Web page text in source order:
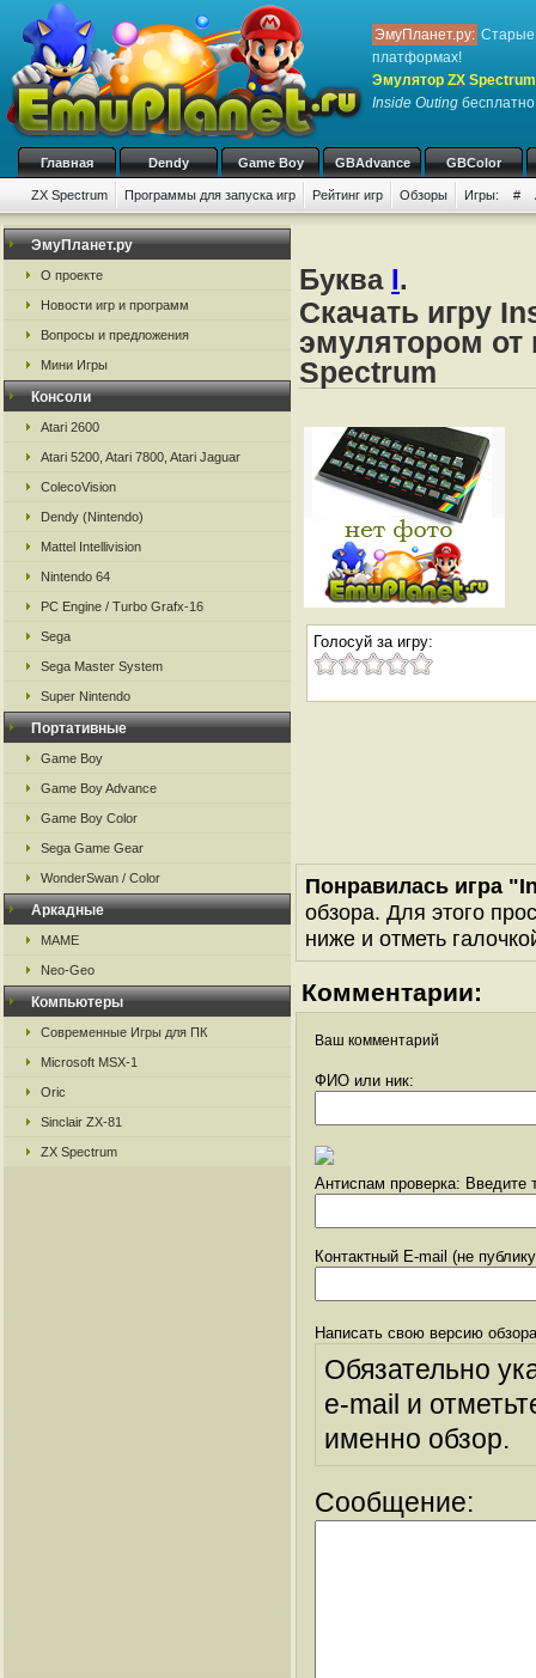
ЭмуПланет.ру: Старые
платформах!
Эмулятор ZX
Inside Outing
Главная Dendy Game Boy GBAdvance GBColor
ZX Spectrum Программы для запуска игр Рейтинг игр Обзоры Игры: #
ЭмуПланет.ру
О проекте
Новости игр и программ
Вопросы и предложения
Мини Игры
Консоли
Atari 2600
Atari 5200, Atari 7800, Atari Jaguar
ColecoVision
Dendy (Nintendo)
Mattel Intellivision
Nintendo 64
PC Engine / Turbo Grafx-16
Sega
Sega Master System
Super Nintendo
Портативные
Game Boy
Game Boy Advance
Game Boy Color
Sega Game Gear
WonderSwan / Color
Аркадные
MAME
Neo-Geo
Компьютеры
Современные Игры для ПК
Microsoft MSX-1
Oric
Sinclair ZX-81
ZX Spectrum
Буква I.
Скачать игру
эмулятором от
Spectrum
Голосуй за игру:
Понравилась игра
обзора. Для этого
ниже и отметь
Комментарии:
Ваш комментарий
ФИО или ник:
Антиспам проверка: Введите
Контактный E-mail (не
Написать свою версию
Обязательно
e-mail и
именно обзор.
Сообщение: